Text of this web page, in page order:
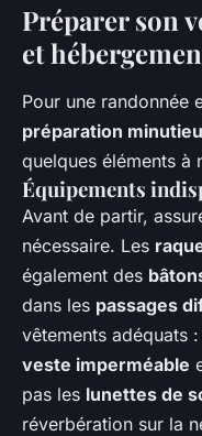
Préparer son
et
Pour une randonnée
préparation
quelques éléments à
Équipements
Avant de partir,
nécessaire. Les
également des
dans les passages
vêtements adéquats
veste imperméable
pas les lunettes de
réverbération sur la